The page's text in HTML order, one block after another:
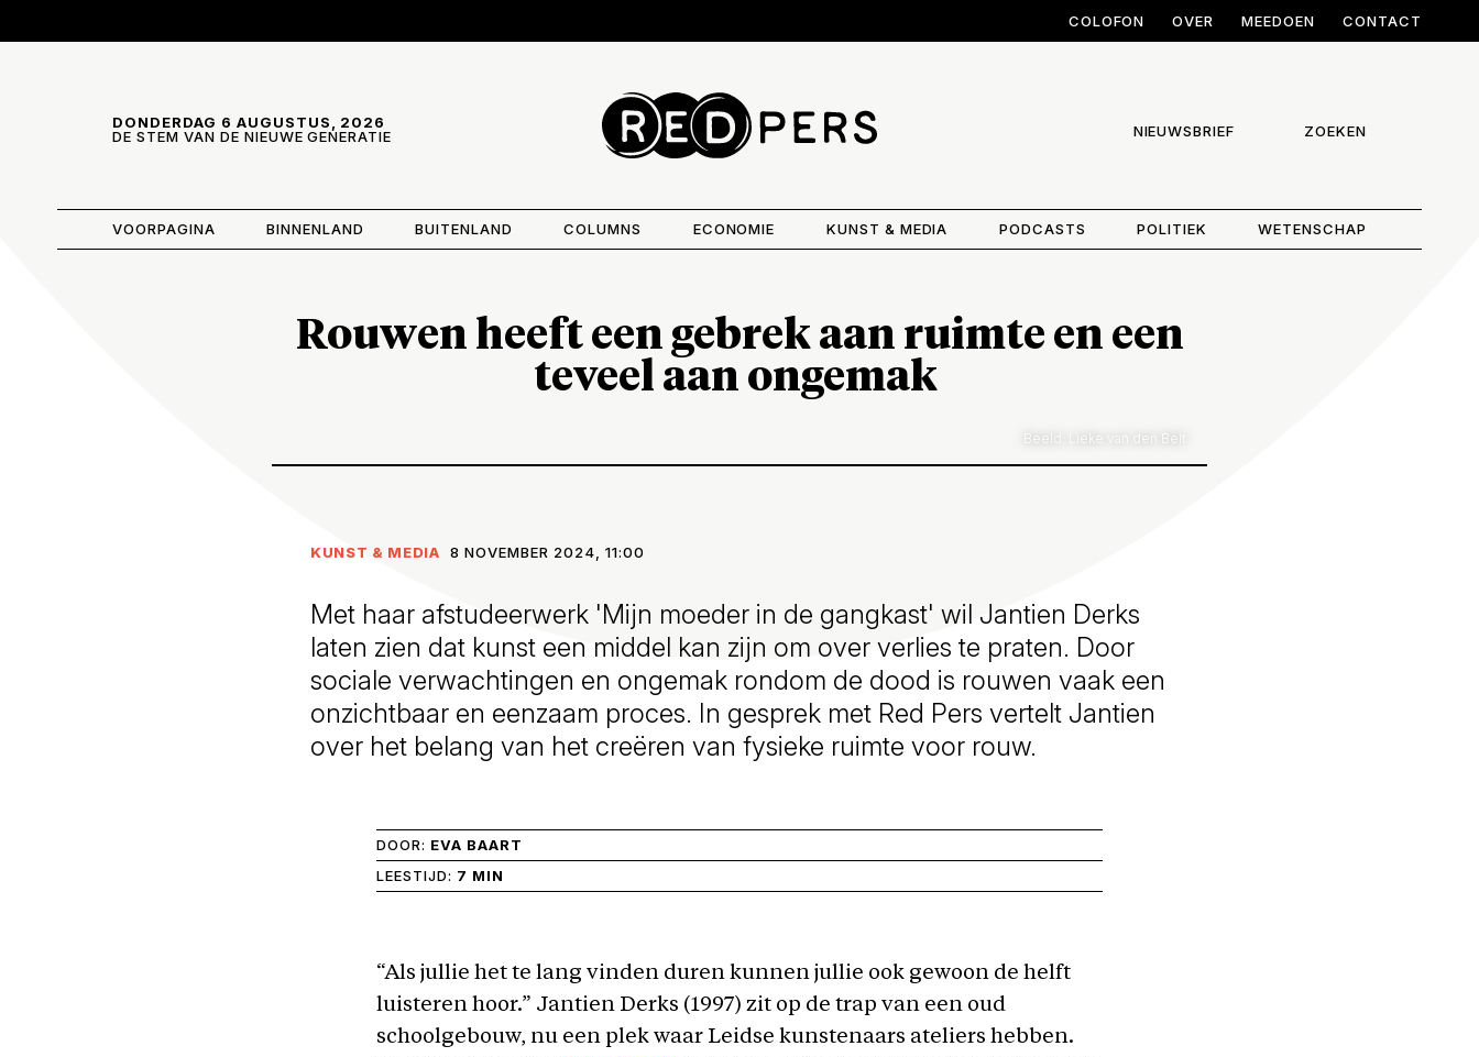
COLOFON OVER MEEDOEN CONTACT
DONDERDAG 6 AUGUSTUS, 2026
DE STEM VAN DE NIEUWE GENERATIE
NIEUWSBRIEF ZOEKEN
VOORPAGINA BINNENLAND BUITENLAND COLUMNS ECONOMIE KUNST & MEDIA PODCASTS POLITIEK WETENSCHAP
Rouwen heeft een gebrek aan ruimte en een
teveel aan ongemak
Beeld: Lieke van den Belt
KUNST & MEDIA 8 NOVEMBER 2024, 11:00
Met haar afstudeerwerk 'Mijn moeder in de gangkast' wil Jantien Derks
laten zien dat kunst een middel kan zijn om over verlies te praten. Door
sociale verwachtingen en ongemak rondom de dood is rouwen vaak een
onzichtbaar en eenzaam proces. In gesprek met Red Pers vertelt Jantien
over het belang van het creëren van fysieke ruimte voor rouw.
DOOR: EVA BAART
LEESTIJD: 7 MIN
“Als jullie het te lang vinden duren kunnen jullie ook gewoon de helft
luisteren hoor.” Jantien Derks (1997) zit op de trap van een oud
schoolgebouw, nu een plek waar Leidse kunstenaars ateliers hebben.